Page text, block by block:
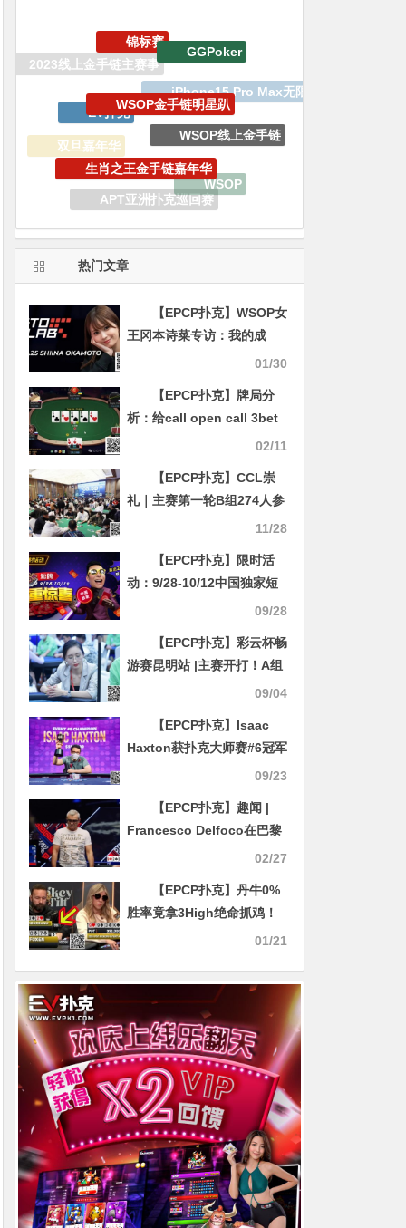
百W赏金猎人大奖赛
WSOP天堂岛
GoG黄金游戏
双旦嘉年华
EV扑克
WSOP金手链明星趴
WSOP
APT亚洲扑克巡回赛
生肖之王金手链嘉年华
热门文章
【EPCP扑克】WSOP女
王冈本诗菜专访：我的成
绩，可能让大家误会了扑克
01/30
【EPCP扑克】牌局分
析：给call open call 3bet
02/11
【EPCP扑克】CCL崇
礼｜主赛第一轮B组274人参
11/28
【EPCP扑克】限时活
动：9/28-10/12中国独家短
牌双重惊喜高达200倍前注
09/28
【EPCP扑克】彩云杯畅
游赛昆明站 |主赛开打！A组
210人次参赛，罗龙领跑64
09/04
【EPCP扑克】Isaac
Haxton获扑克大师赛#6冠军
Mark Rubbathan兑现承诺
09/23
【EPCP扑克】趣闻 |
Francesco Delfoco在巴黎
EPT主赛事第五日第一手牌
02/27
【EPCP扑克】丹牛0%
胜率竟拿3High绝命抓鸡！
01/21